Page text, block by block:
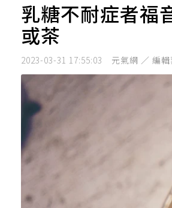
乳糖不耐症者福
或茶
2023-03-31 17:55:03 元氣網 ／ 編